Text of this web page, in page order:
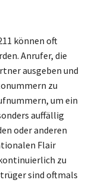
können oft
Anrufer, die
ausgeben und
zu
um ein
auffällig
oder anderen
Flair
zu
sind oftmals